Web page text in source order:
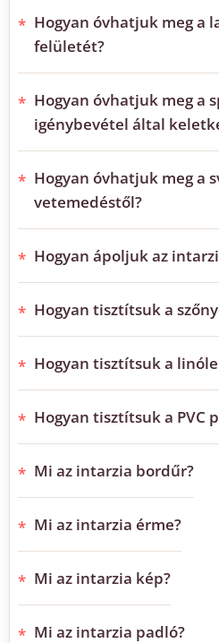
Hogyan óvhatjuk meg a
felületét?
Hogyan óvhatjuk meg a
igénybevétel által
Hogyan óvhatjuk meg a
vetemedéstől?
Hogyan ápoljuk az
Hogyan tisztítsuk a
Hogyan tisztítsuk a
Hogyan tisztítsuk a PVC
Mi az intarzia bordűr?
Mi az intarzia érme?
Mi az intarzia kép?
Mi az intarzia padló?